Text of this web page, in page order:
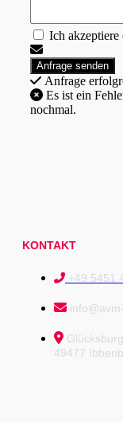
Ich akzeptiere
Anfrage
nochmal.
KONTAKT
+49 5451
49477